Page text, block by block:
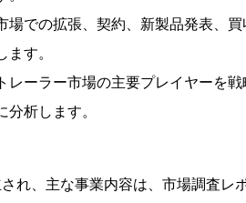
での拡張、契約、新製品発表、
す。
ーラー市場の主要プレイヤーを
析します。
れ、主な事業内容は、市場調査レ